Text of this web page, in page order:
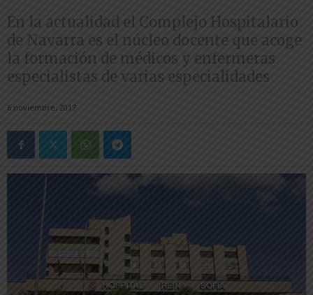
En la actualidad el Complejo Hospitalario
de Navarra es el núcleo docente que acoge
la formación de médicos y enfermeras
especialistas de varias especialidades
6 noviembre, 2017